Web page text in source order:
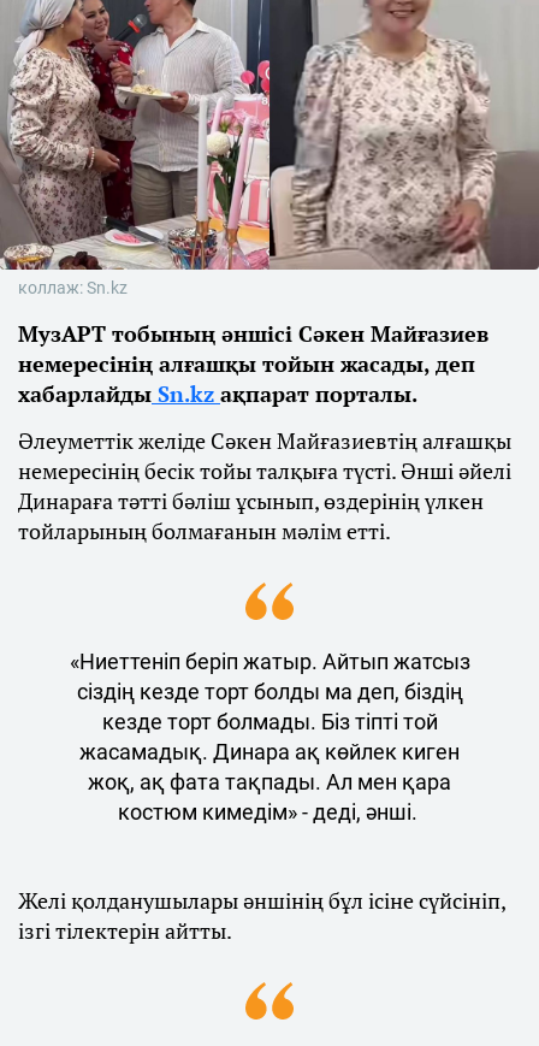
коллаж: Sn.kz
МузАРТ тобының әншісі Сәкен Майғазиев
немересінің алғашқы тойын жасады, деп
хабарлайды Sn.kz ақпарат порталы.
Әлеуметтік желіде Сәкен Майғазиевтің алғашқы
немересінің бесік тойы талқыға түсті. Әнші әйелі
Динараға тәтті бәліш ұсынып, өздерінің үлкен
тойларының болмағанын мәлім етті.
«Ниеттеніп беріп жатыр. Айтып жатсыз
сіздің кезде торт болды ма деп, біздің
кезде торт болмады. Біз тіпті той
жасамадық. Динара ақ көйлек киген
жоқ, ақ фата тақпады. Ал мен қара
костюм кимедім» - деді, әнші.
Желі қолданушылары әншінің бұл ісіне сүйсініп,
ізгі тілектерін айтты.